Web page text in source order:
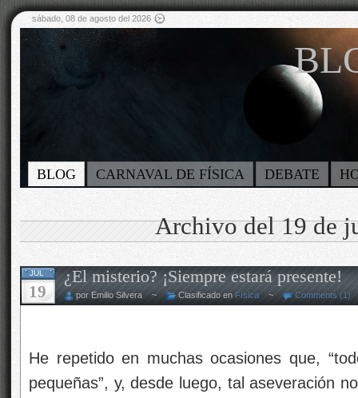
sábado, 08 de agosto del 2026
BLOG CARNAVAL DE FÍSICA DEBATE
Archivo del 19 de
JUL
19
¿El misterio? ¡Siempre estará presente!
por Emilio Silvera ~ Clasificado en Física~ Comments (1)
He repetido en muchas ocasiones que,
pequeñas”, y, desde luego, tal aseveración